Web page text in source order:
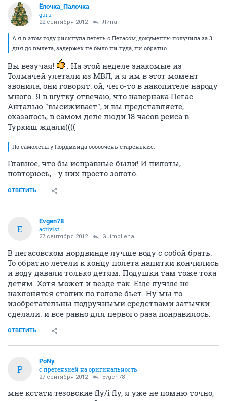
Ёлочка_Палочка
guru
22 сентября 2012 Липа
А я в этом году рискнула лететь с Пегасом, документы получила за 3
дня до вылета, задержек не было ни туда, ни обратно.
Вы везучая!
. На этой неделе знакомые из
Толмачей улетали из МВЛ, и я им в этот момент
звонила, они говорят: ой, чего-то в накопителе народу
много. Я в шутку отвечаю, что навернака Пегас
Анталью "высиживает", и вы представляете,
оказалось, в самом деле люди 18 часов рейса в
Туркиш ждали((((
Но самолеты у Нордвинда ооооочень старенькие.
Главное, что бы исправные были! И пилоты,
повторюсь, - у них просто золото.
ОТВЕТИТЬ
E
Evgen78
activist
27 сентября 2012 GuimpLеna
В пегасовском нордвинде лучше воду с собой брать.
То обратно летели к концу полета напитки кончились
и воду давали только детям. Подушки там тоже тока
детям. Хотя может и везде так. Еще лучше не
наклонятся столик по голове бьет. Ну мы то
изобретательны подручными средствами затычки
сделали. и все равно для первого раза понравилось.
ОТВЕТИТЬ
P
PoNy
с претензией на оригинальность
27 сентября 2012 Evgen78
мне кстати тезовские fly/i fly, я уже не помню точно,